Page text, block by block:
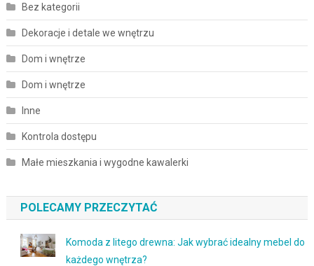
Bez kategorii
Dekoracje i detale we wnętrzu
Dom i wnętrze
Dom i wnętrze
Inne
Kontrola dostępu
Małe mieszkania i wygodne kawalerki
POLECAMY PRZECZYTAĆ
Komoda z litego drewna: Jak wybrać idealny mebel do
każdego wnętrza?